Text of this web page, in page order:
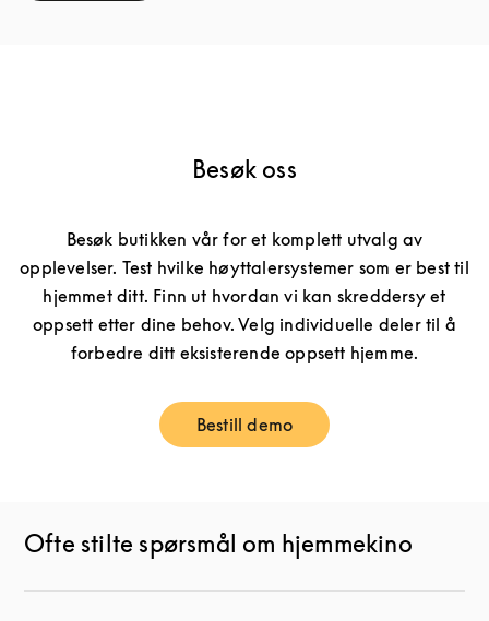
Besøk oss
Besøk butikken vår for et komplett utvalg av
opplevelser. Test hvilke høyttalersystemer som er best til
hjemmet ditt. Finn ut hvordan vi kan skreddersy et
oppsett etter dine behov. Velg individuelle deler til å
forbedre ditt eksisterende oppsett hjemme.
Bestill demoLink Opens in New Tab
Ofte stilte spørsmål om hjemmekino